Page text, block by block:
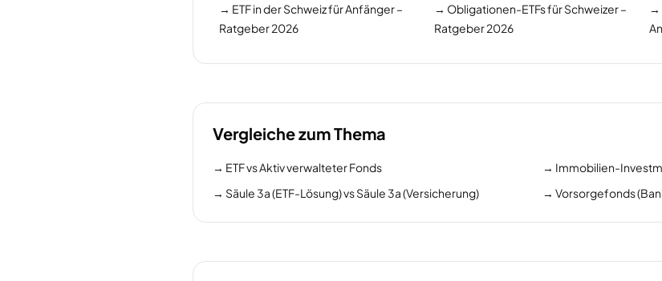
→ ETF in der Schweiz für Anfänger –
Ratgeber 2026
→ Obligationen-ETFs für Schweizer –
Ratgeber 2026
→
Vergleiche zum Thema
→ ETF vs Aktiv verwalteter Fonds → Immobilien-
→ Säule 3a (ETF-Lösung) vs Säule 3a (Versicherung) → Vorsorgefonds